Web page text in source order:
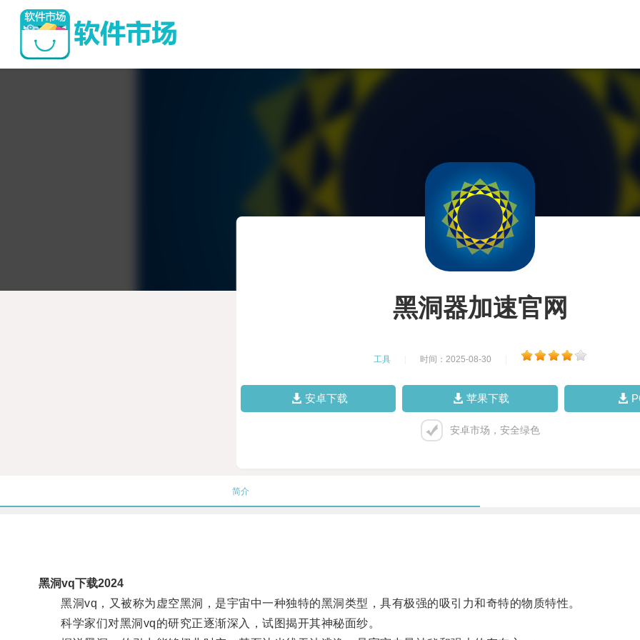
黑洞器加速官网
工具 时间：2025-08-30
安卓下载 苹果下载
安卓市场，安全绿色
简介
黑洞vq下载2024
黑洞vq，又被称为虚空黑洞，是宇宙中一种独特的黑洞类型，具有极强的吸引力和奇特的物质特性。
科学家们对黑洞vq的研究正逐渐深入，试图揭开其神秘面纱。